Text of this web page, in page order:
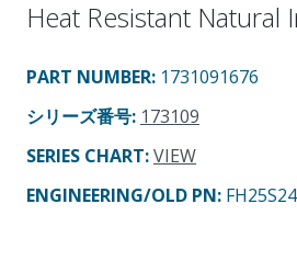
Heat Resistant Natural
PART NUMBER: 1731091676
シリーズ番号: 173109
SERIES CHART:VIEW
ENGINEERING/OLD PN: